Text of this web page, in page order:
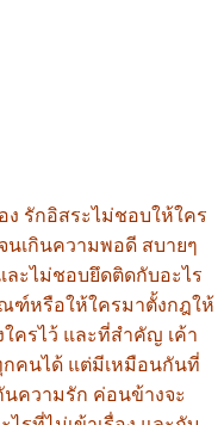
ง รักอิสระไม่ชอบให้ใคร
นเกินความพอดี สบายๆ
ละไม่ชอบยึดติดกับอะไร
ฑ์หรือให้ใครมาตั้งกฎให้
ครไว้ และที่สำคัญ เค้า
คนได้ แต่มีเหมือนกันที่
ความรัก ค่อนข้างจะ